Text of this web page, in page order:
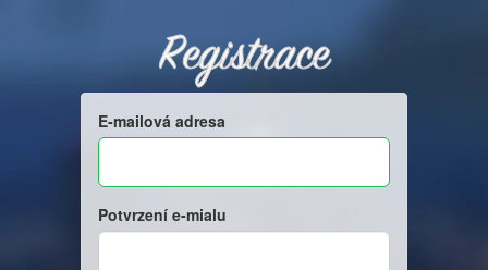
Registrace
E-mailová adresa
Potvrzení e-mialu